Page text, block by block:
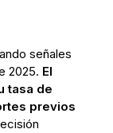
señales
2025. El
tasa de
previos